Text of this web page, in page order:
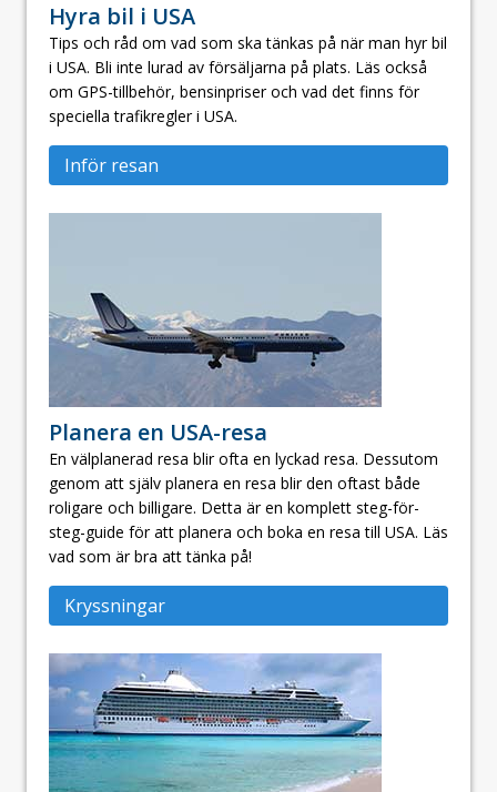
Hyra bil i USA
Tips och råd om vad som ska tänkas på när man hyr bil
i USA. Bli inte lurad av försäljarna på plats. Läs också
om GPS-tillbehör, bensinpriser och vad det finns för
speciella trafikregler i USA.
Inför resan
Planera en USA-resa
En välplanerad resa blir ofta en lyckad resa. Dessutom
genom att själv planera en resa blir den oftast både
roligare och billigare. Detta är en komplett steg-för-
steg-guide för att planera och boka en resa till USA. Läs
vad som är bra att tänka på!
Kryssningar